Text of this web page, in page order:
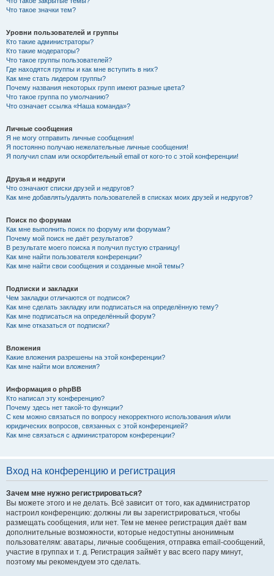
Что такое значки тем?
Уровни пользователей и группы
Кто такие администраторы?
Кто такие модераторы?
Что такое группы пользователей?
Где находятся группы и как мне вступить в них?
Как мне стать лидером группы?
Почему названия некоторых групп имеют разные цвета?
Что такое группа по умолчанию?
Что означает ссылка «Наша команда»?
Личные сообщения
Я не могу отправить личные сообщения!
Я постоянно получаю нежелательные личные сообщения!
Я получил спам или оскорбительный email от кого-то с этой конференции!
Друзья и недруги
Что означают списки друзей и недругов?
Как мне добавлять/удалять пользователей в списках моих друзей и недругов?
Поиск по форумам
Как мне выполнить поиск по форуму или форумам?
Почему мой поиск не даёт результатов?
В результате моего поиска я получил пустую страницу!
Как мне найти пользователя конференции?
Как мне найти свои сообщения и созданные мной темы?
Подписки и закладки
Чем закладки отличаются от подписок?
Как мне сделать закладку или подписаться на определённую тему?
Как мне подписаться на определённый форум?
Как мне отказаться от подписки?
Вложения
Какие вложения разрешены на этой конференции?
Как мне найти мои вложения?
Информация о phpBB
Кто написал эту конференцию?
Почему здесь нет такой-то функции?
С кем можно связаться по вопросу некорректного использования и/или
юридических вопросов, связанных с этой конференцией?
Как мне связаться с администратором конференции?
Вход на конференцию и регистрация
Зачем мне нужно регистрироваться?
Вы можете этого и не делать. Всё зависит от того, как администратор
настроил конференцию: должны ли вы зарегистрироваться, чтобы
размещать сообщения, или нет. Тем не менее регистрация даёт вам
дополнительные возможности, которые недоступны анонимным
пользователям: аватары, личные сообщения, отправка email-сообщений,
участие в группах и т. д. Регистрация займёт у вас всего пару минут,
поэтому мы рекомендуем это сделать.